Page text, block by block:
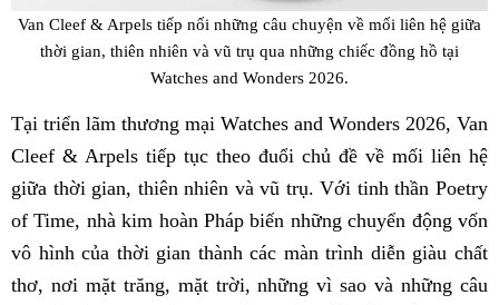
Van Cleef & Arpels tiếp nối những câu chuyện về mối liên hệ giữa
thời gian, thiên nhiên và vũ trụ qua những chiếc đồng hồ tại
Watches and Wonders 2026.
Tại triển lãm thương mại Watches and Wonders 2026, Van
Cleef & Arpels tiếp tục theo đuổi chủ đề về mối liên hệ
giữa thời gian, thiên nhiên và vũ trụ. Với tinh thần Poetry
of Time, nhà kim hoàn Pháp biến những chuyển động vốn
vô hình của thời gian thành các màn trình diễn giàu chất
thơ, nơi mặt trăng, mặt trời, những vì sao và những câu